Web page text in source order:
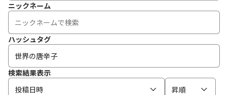
ニックネーム
ハッシュタグ
検索結果表示
投稿日時
昇順